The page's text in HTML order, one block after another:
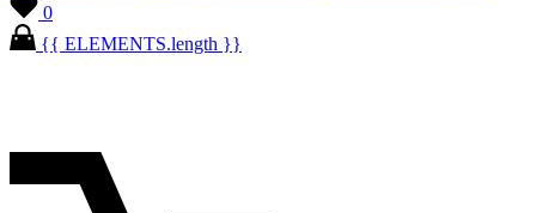
0
{{ ELEMENTS.length }}